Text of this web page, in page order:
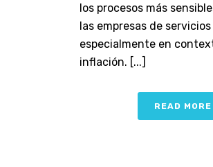
los procesos más
las empresas de
especialmente en
inflación. [...]
READ MORE